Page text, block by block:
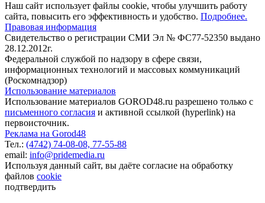
Наш сайт использует файлы cookie, чтобы улучшить работу
сайта, повысить его эффективность и удобство. Подробнее.
Правовая информация
Свидетельство о регистрации СМИ Эл № ФС77-52350 выдано
28.12.2012г.
Федеральной службой по надзору в сфере связи,
информационных технологий и массовых коммуникаций
(Роскомнадзор)
Использование материалов
Использование материалов GOROD48.ru разрешено только с
письменного согласия и активной ссылкой (hyperlink) на
первоисточник.
Реклама на Gorod48
Тел.: (4742) 74-08-08, 77-55-88
email: info@pridemedia.ru
Используя данный сайт, вы даёте согласие на обработку
файлов cookie
подтвердить